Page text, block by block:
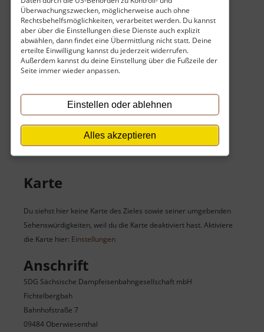
Überwachungszwecken, möglicherweise auch ohne
Rechtsbehelfsmöglichkeiten, verarbeitet werden. Du kannst
aber über die Einstellungen diese Dienste auch explizit
abwählen, dann findet eine Übermittlung nicht statt. Deine
erteilte Einwilligung kannst du jederzeit widerrufen.
Außerdem kannst du deine Einstellung über die Fußzeile der
Seite immer wieder anpassen.
Einstellen oder ablehnen
Alles akzeptieren
Öffnungszeiten
Montag:
10:00 Uhr - 18:00 Uhr
Dienstag:
10:00 Uhr - 18:00 Uhr
Mittwoch:
10:00 Uhr - 18:00 Uhr
Donnerstag:
10:00 Uhr - 18:00 Uhr
10:00 Uhr - 18:00 Uhr
Sonntag:
10:00 Uhr - 18:00 Uhr
An Feiertagen gelten die Öffnungszeiten wie sonntags.
Karte
Du siehst hier keine Karte des Zieles sowie seiner umgebenden
Sehenswürdigkeiten, weil du die Karte deaktiviert hast. Aktiviere
die Karte hier: Einstellungen
Anschrift
SDG Sächsische Dampfeisenbahngesellschaft mbH
Fichtelbergbah
Bahnhofstraße 7
09484 Oberwiesenthal